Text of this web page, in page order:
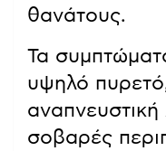
θανάτους.
Τα
υψηλό
σοβαρές